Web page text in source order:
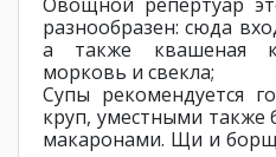
разнообразен: сюда
а также квашеная
морковь и свекла;
Супы рекомендуется
круп, уместными также
макаронами. Щи и борщ